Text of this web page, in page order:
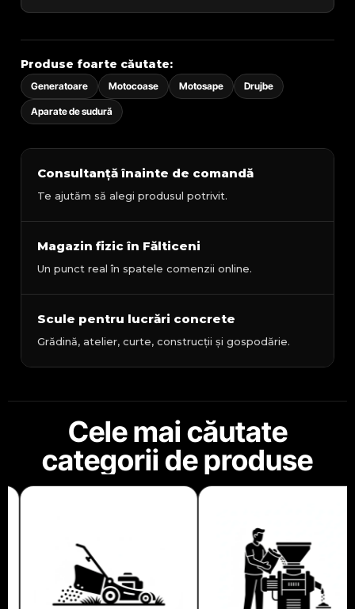
Produse foarte căutate:
Generatoare Motocoase Motosape Drujbe
Aparate de sudură
Consultanță înainte de comandă
Te ajutăm să alegi produsul potrivit.
Magazin fizic în Fălticeni
Un punct real în spatele comenzii online.
Scule pentru lucrări concrete
Grădină, atelier, curte, construcții și gospodărie.
Cele mai căutate
categorii de produse